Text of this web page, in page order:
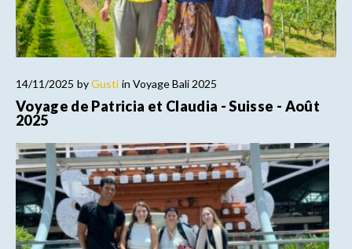
14/11/2025 byGusti in Voyage Bali 2025
Voyage de Patricia et Claudia - Suisse - Août
2025